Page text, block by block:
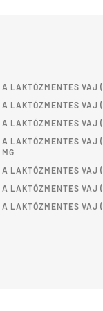
A LAKTÓZMENTES VAJ
A LAKTÓZMENTES VAJ
A LAKTÓZMENTES VAJ
A LAKTÓZMENTES VAJ
MG
A LAKTÓZMENTES VAJ
A LAKTÓZMENTES VAJ
A LAKTÓZMENTES VAJ